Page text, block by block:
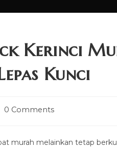
Kerinci
Kunci
0 Comments
murah melainkan tetap